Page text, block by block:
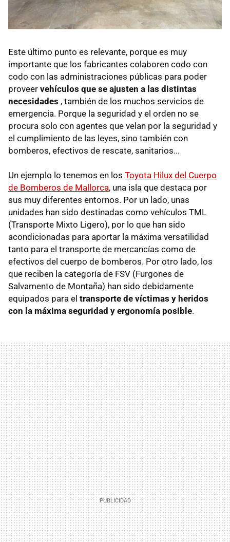
Este último punto es relevante, porque es muy
importante que los fabricantes colaboren codo con
codo con las administraciones públicas para poder
proveer vehículos que se ajusten a las distintas
necesidades , también de los muchos servicios de
emergencia. Porque la seguridad y el orden no se
procura solo con agentes que velan por la seguridad y
el cumplimiento de las leyes, sino también con
bomberos, efectivos de rescate, sanitarios...
Un ejemplo lo tenemos en los Toyota Hilux del Cuerpo
de Bomberos de Mallorca, una isla que destaca por
sus muy diferentes entornos. Por un lado, unas
unidades han sido destinadas como vehículos TML
(Transporte Mixto Ligero), por lo que han sido
acondicionadas para aportar la máxima versatilidad
tanto para el transporte de mercancías como de
efectivos del cuerpo de bomberos. Por otro lado, los
que reciben la categoría de FSV (Furgones de
Salvamento de Montaña) han sido debidamente
equipados para el transporte de víctimas y heridos
con la máxima seguridad y ergonomía posible.